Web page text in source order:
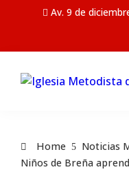
Av. 9 de
Home
Noticias
Niños de Breña